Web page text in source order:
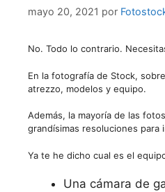
mayo 20, 2021 por
No. Todo lo contrario.
En la fotografía de Stock,
atrezzo, modelos y equipo.
Además, la mayoría de las
grandísimas resoluciones
Ya te he dicho cual es el
Una cámara de